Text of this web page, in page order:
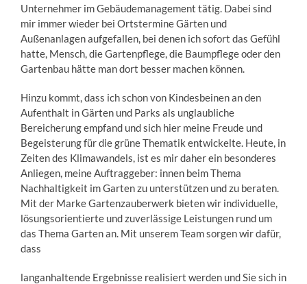
Unternehmer im Gebäudemanagement tätig. Dabei sind
mir immer wieder bei Ortstermine Gärten und
Außenanlagen aufgefallen, bei denen ich sofort das Gefühl
hatte, Mensch, die Gartenpflege, die Baumpflege oder den
Gartenbau hätte man dort besser machen können.
Hinzu kommt, dass ich schon von Kindesbeinen an den
Aufenthalt in Gärten und Parks als unglaubliche
Bereicherung empfand und sich hier meine Freude und
Begeisterung für die grüne Thematik entwickelte. Heute, in
Zeiten des Klimawandels, ist es mir daher ein besonderes
Anliegen, meine Auftraggeber: innen beim Thema
Nachhaltigkeit im Garten zu unterstützen und zu beraten.
Mit der Marke Gartenzauberwerk bieten wir individuelle,
lösungsorientierte und zuverlässige Leistungen rund um
das Thema Garten an. Mit unserem Team sorgen wir dafür,
dass
langanhaltende Ergebnisse realisiert werden und Sie sich in